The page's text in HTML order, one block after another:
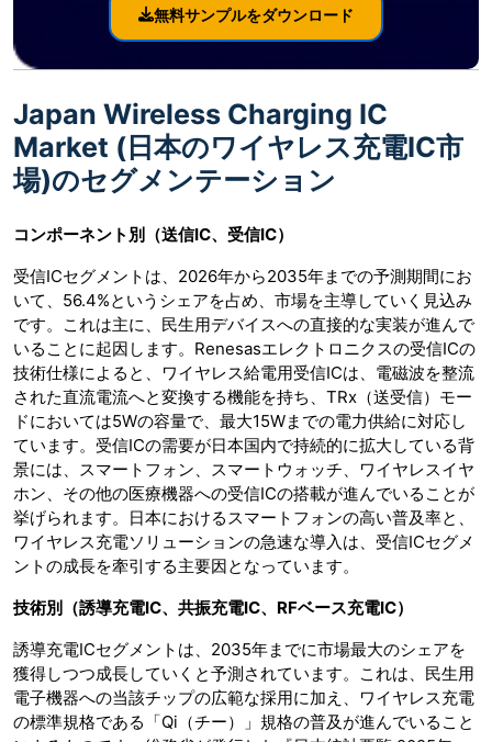
無料サンプルをダウンロード
Japan Wireless Charging IC
Market (日本のワイヤレス充電IC市
場)のセグメンテーション
コンポーネント別（送信IC、受信IC）
受信ICセグメントは、2026年から2035年までの予測期間にお
いて、56.4%というシェアを占め、市場を主導していく見込み
です。これは主に、民生用デバイスへの直接的な実装が進んで
いることに起因します。Renesasエレクトロニクスの受信ICの
技術仕様によると、ワイヤレス給電用受信ICは、電磁波を整流
された直流電流へと変換する機能を持ち、TRx（送受信）モー
ドにおいては5Wの容量で、最大15Wまでの電力供給に対応し
ています。受信ICの需要が日本国内で持続的に拡大している背
景には、スマートフォン、スマートウォッチ、ワイヤレスイヤ
ホン、その他の医療機器への受信ICの搭載が進んでいることが
挙げられます。日本におけるスマートフォンの高い普及率と、
ワイヤレス充電ソリューションの急速な導入は、受信ICセグメ
ントの成長を牽引する主要因となっています。
技術別（誘導充電IC、共振充電IC、RFベース充電IC）
誘導充電ICセグメントは、2035年までに市場最大のシェアを
獲得しつつ成長していくと予測されています。これは、民生用
電子機器への当該チップの広範な採用に加え、ワイヤレス充電
の標準規格である「Qi（チー）」規格の普及が進んでいること